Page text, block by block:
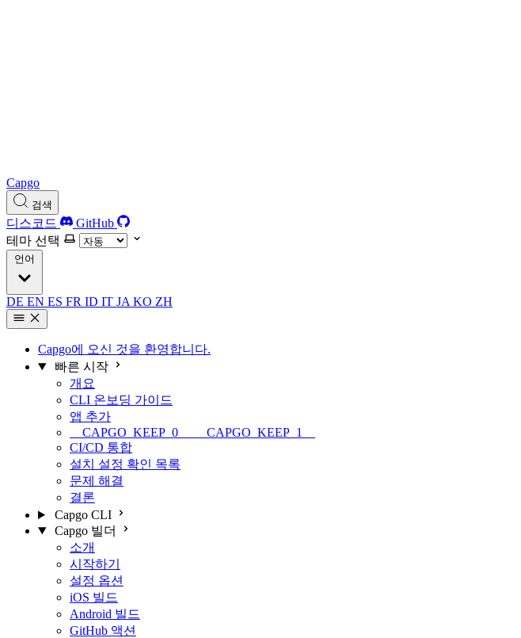
Capgo
검색
디스코드
GitHub
테마 선택
언어
DE EN ES FR ID IT JA KO ZH
Capgo에 오신 것을 환영합니다.
빠른 시작
개요
CLI 온보딩 가이드
앱 추가
__CAPGO_KEEP_0__ __CAPGO_KEEP_1__
CI/CD 통합
설치 설정 확인 목록
문제 해결
결론
Capgo CLI
Capgo 빌더
소개
시작하기
설정 옵션
iOS 빌드
Android 빌드
GitHub 액션